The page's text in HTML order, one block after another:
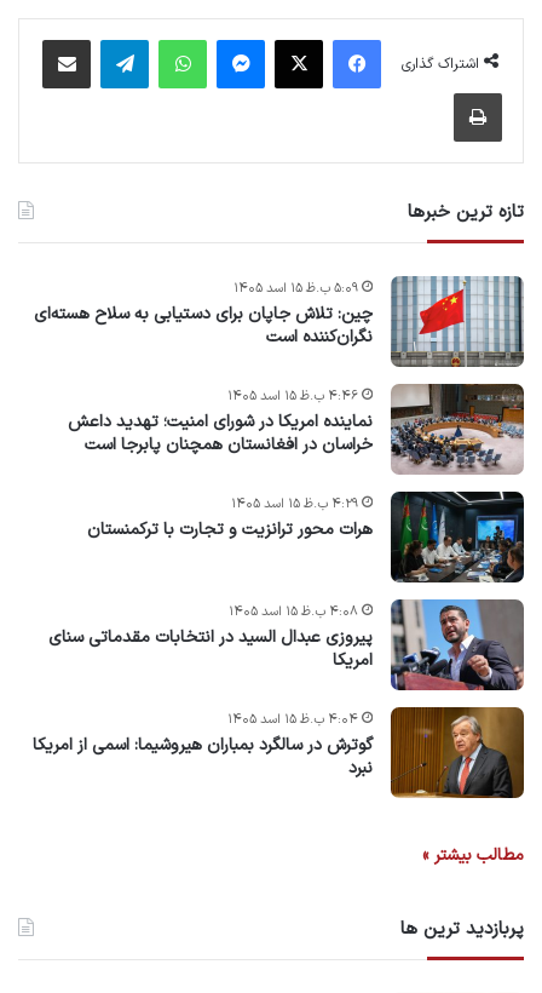
اشتراک گذاری
فیس بوک پیام رسان واتس آپ
تازه ترین خبرها
چین: تلاش جاپان برای دستیابی به سلاح هسته‌ای
نگران‌کننده است
۵:۰۹ ب.ظ ۱۵ اسد ۱۴۰۵
نماینده امریکا در شورای امنیت؛ تهدید داعش
خراسان در افغانستان همچنان پابرجا است
۴:۴۶ ب.ظ ۱۵ اسد ۱۴۰۵
هرات محور ترانزیت و تجارت با ترکمنستان
۴:۲۹ ب.ظ ۱۵ اسد ۱۴۰۵
پیروزی عبدال السید در انتخابات مقدماتی سنای
امریکا
۴:۰۸ ب.ظ ۱۵ اسد ۱۴۰۵
گوترش در سالگرد بمباران هیروشیما: اسمی از امریکا
نبرد
۴:۰۴ ب.ظ ۱۵ اسد ۱۴۰۵
مطالب بیشتر »
پربازدید ترین ها